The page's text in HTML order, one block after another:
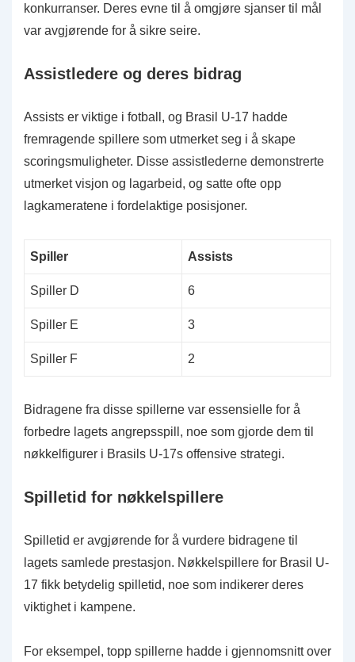
konkurranser. Deres evne til å omgjøre sjanser til mål
var avgjørende for å sikre seire.
Assistledere og deres bidrag
Assists er viktige i fotball, og Brasil U-17 hadde
fremragende spillere som utmerket seg i å skape
scoringsmuligheter. Disse assistlederne demonstrerte
utmerket visjon og lagarbeid, og satte ofte opp
lagkameratene i fordelaktige posisjoner.
Spiller Assists
Spiller D 6
Spiller E 3
Spiller F 2
Bidragene fra disse spillerne var essensielle for å
forbedre lagets angrepsspill, noe som gjorde dem til
nøkkelfigurer i Brasils U-17s offensive strategi.
Spilletid for nøkkelspillere
Spilletid er avgjørende for å vurdere bidragene til
lagets samlede prestasjon. Nøkkelspillere for Brasil U-
17 fikk betydelig spilletid, noe som indikerer deres
viktighet i kampene.
For eksempel, topp spillerne hadde i gjennomsnitt over